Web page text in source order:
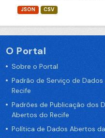
JSON CSV
O Portal
Sobre o Portal
Padrão de Serviço de
Recife
Padrões de Publicação dos
Abertos do Recife
Política de Dados Abertos